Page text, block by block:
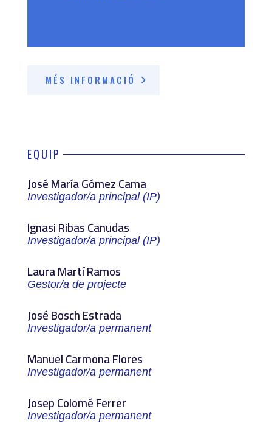
MÉS INFORMACIÓ
EQUIP
José María Gómez Cama
Investigador/a principal (IP)
Ignasi Ribas Canudas
Investigador/a principal (IP)
Laura Martí Ramos
Gestor/a de projecte
José Bosch Estrada
Investigador/a permanent
Manuel Carmona Flores
Investigador/a permanent
Josep Colomé Ferrer
Investigador/a permanent